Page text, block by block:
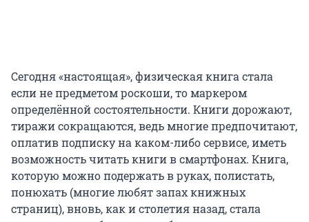
Сегодня «настоящая», физическая книга стала
если не предметом роскоши, то маркером
определённой состоятельности. Книги дорожают,
тиражи сокращаются, ведь многие предпочитают,
оплатив подписку на каком-либо сервисе, иметь
возможность читать книги в смартфонах. Книга,
которую можно подержать в руках, полистать,
понюхать (многие любят запах книжных
страниц), вновь, как и столетия назад, стала